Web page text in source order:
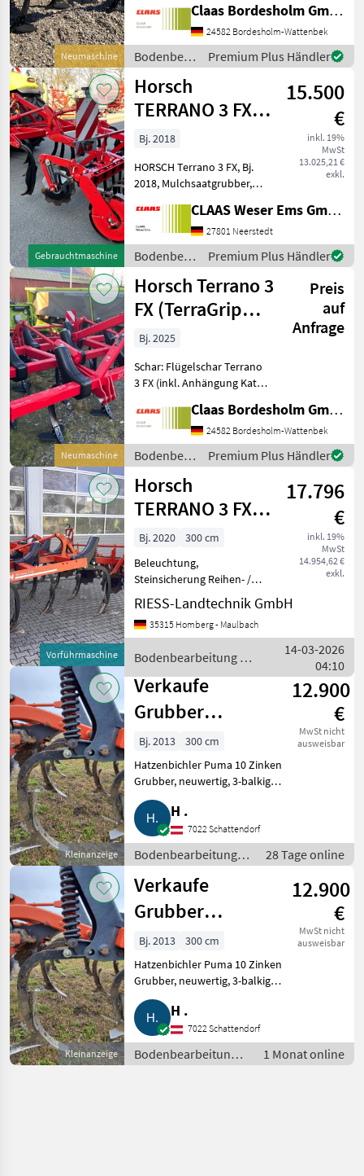
Neumaschine
gefedert Mulchmix-Schare
Hartmetall Scharflügel
abnehmbar RollPack-Walze
mech. Tiefenverstellung
Beleuchtung un
Claas Bordesholm GmbH
24582 Bordesholm-Wattenbek
Bodenbearbeitung
/ Horsch
Premium Plus Händler
Gebrauchtmaschine
Horsch
TERRANO 3 FX,
Mulchsaatgrubber
15.500
€
inkl. 19%
MwSt
13.025,21 €
exkl.
Bj. 2018
HORSCH Terrano 3 FX, Bj.
2018, Mulchsaatgrubber,
Zinken, Arbeitstiefe: 5-30
cm, Mulch-Mix Scharspitzen,
Roll-Flex Packer mit
Abstreifern, h
CLAAS Weser Ems GmbH
27801 Neerstedt
Bodenbearbeitung
/ Horsch
Premium Plus Händler
Neumaschine
Horsch Terrano 3
FX (TerraGrip
Zinken)
Preis
auf
Anfrage
Bj. 2025
Schar: Flügelschar Terrano
3 FX (inkl. Anhängung Kat.
P340093001 TerraGrip
Zinken + 34280400 x
Einebnungsscheiben
gefedert, 8 Scheiben +
34932
Claas Bordesholm GmbH
24582 Bordesholm-Wattenbek
Bodenbearbeitung
/ Horsch
Premium Plus Händler
Vorführmaschine
Horsch
TERRANO 3 FX
RollFlex
17.796
€
inkl. 19%
MwSt
14.954,62 €
exkl.
Bj. 2020
300 cm
Beleuchtung,
Steinsicherung Reihen- /
Körperabstand: 30 cm,
Heckanbau ________
HORSCH Dreipunktgrubber
2020 - Arbeitsbreite: 3m - 10
Zinken -
RIESS-Landtechnik GmbH
35315 Homberg - Maulbach
Bodenbearbeitung /
Horsch
14-03-2026
04:10
Kleinanzeige
Verkaufe
Grubber
Hatzenbichler,
fast identisch
mit Horsch 3FX,
Puma
12.900
€
MwSt nicht
ausweisbar
Bj. 2013
300 cm
Hatzenbichler Puma 10 Zinken
Grubber, neuwertig, 3-balkig
mit Federsteinsicherung, 500 kg
Auslösekraft, sehr ähnlich dem
Horsch Terrano 3FX, Zinken mit
Flügelscharen
H .
7022 Schattendorf
Bodenbearbeitung /
Grubber
28 Tage online
Kleinanzeige
Verkaufe
Grubber
Hatzenbichler
Puma
12.900
€
MwSt nicht
ausweisbar
Bj. 2013
300 cm
Hatzenbichler Puma 10 Zinken
Grubber, neuwertig, 3-balkig
mit Federsteinsicherung, 500 kg
Auslösekraft, sehr ähnlich dem
Horsch Terrano 3FX, Zinken mit
Flügelschare
H .
7022 Schattendorf
Bodenbearbeitung /
Grubber
1 Monat online